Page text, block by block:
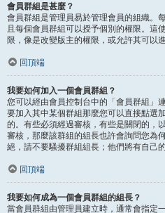
會員群組是甚麼？
會員群組是管理員易於管理會員的組織。
且每個會員群組可以授予個別的權限。這
限，像是改變版主的權限，或允許其可以
回頂端
我要如何加入一個會員群組？
您可以經由會員控制台中的「會員群組」
要加入其中某個群組那麼您可以直接點選
的。有些必須經過審核，有些是關閉的，
審核，那麼該群組的組長也許會詢問您為
絕，請不要騷擾群組組長；他們將有自己的
回頂端
我要如何成為一個會員群組的組長？
當會員群組由管理員建立時，通常會指定